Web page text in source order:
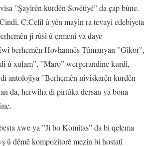
”Şayîrên kurdên Sovêtîyê” da çap bûne.
C.Celîl û yên mayîn ra tevayî edebîyeta
ji rûsî û ermenî va daye
berhemên Hovhannês Tûmanyan ”Gîkor”,
û xulam”, ”Maro” wergerandine kurdî,
antolojîya ”Berhemên nivîskarên kurdên
da, herwiha di pirtûka dersan ya bona
xwe ya ”Ji bo Komîtas” da bi qelema
û dêmê kompozîtorê mezin bi hostatî